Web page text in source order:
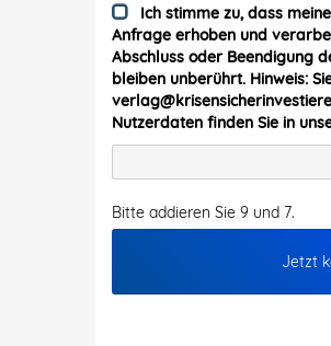
Ich stimme zu, dass
Anfrage erhoben und
Abschluss oder Beendigung
bleiben unberührt. Hinweis:
Nutzerdaten finden Sie in
Bitte addieren Sie 9 und 7.
Jetzt